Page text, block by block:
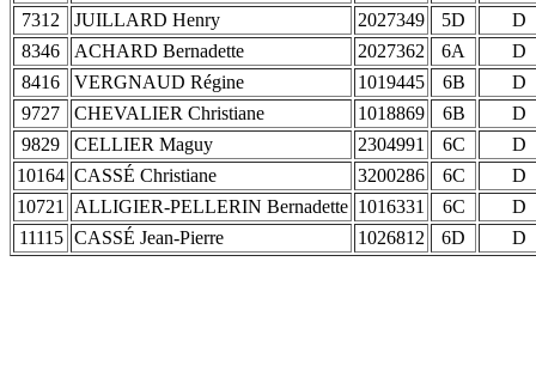
7312
JUILLARD Henry 2027349 5D
D
8346
ACHARD Bernadette 2027362 6A
D
8416
VERGNAUD Régine 1019445 6B
D
9727
CHEVALIER Christiane 1018869 6B
D
9829
CELLIER Maguy 2304991 6C
D
10164 CASSÉ Christiane 3200286 6C
D
10721
ALLIGIER-PELLERIN Bernadette 1016331 6C
D
11115 CASSÉ Jean-Pierre 1026812 6D D